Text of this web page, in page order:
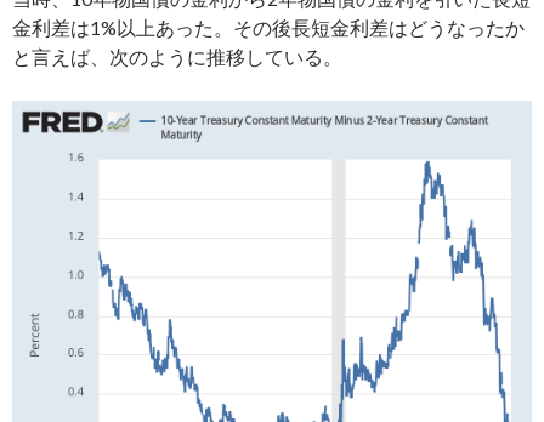
金利差は1%以上あった。その後長短金利差はどうなったか
と言えば、次のように推移している。